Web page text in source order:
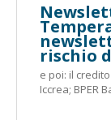
rischio
e poi: il
Iccrea; BPER